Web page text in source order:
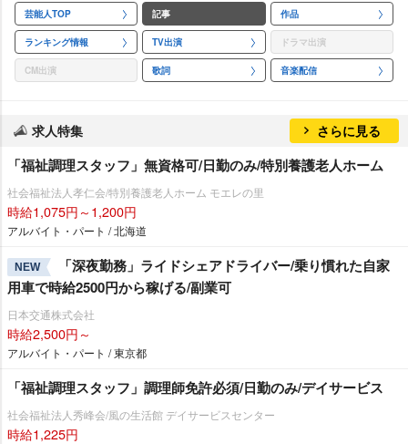
芸能人TOP 記事 作品
ランキング情報 TV出演 ドラマ出演
CM出演 歌詞 音楽配信
求人特集 さらに見る
「福祉調理スタッフ」無資格可/日勤のみ/特別養護老人ホーム
社会福祉法人孝仁会/特別養護老人ホーム モエレの里
時給1,075円～1,200円
アルバイト・パート / 北海道
NEW
「深夜勤務」ライドシェアドライバー/乗り慣れた自家
用車で時給2500円から稼げる/副業可
日本交通株式会社
時給2,500円～
アルバイト・パート / 東京都
「福祉調理スタッフ」調理師免許必須/日勤のみ/デイサービス
社会福祉法人秀峰会/風の生活館 デイサービスセンター
時給1,225円